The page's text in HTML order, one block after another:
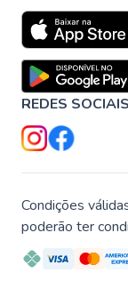
REDES SOCIAIS
Condições
poderão ter